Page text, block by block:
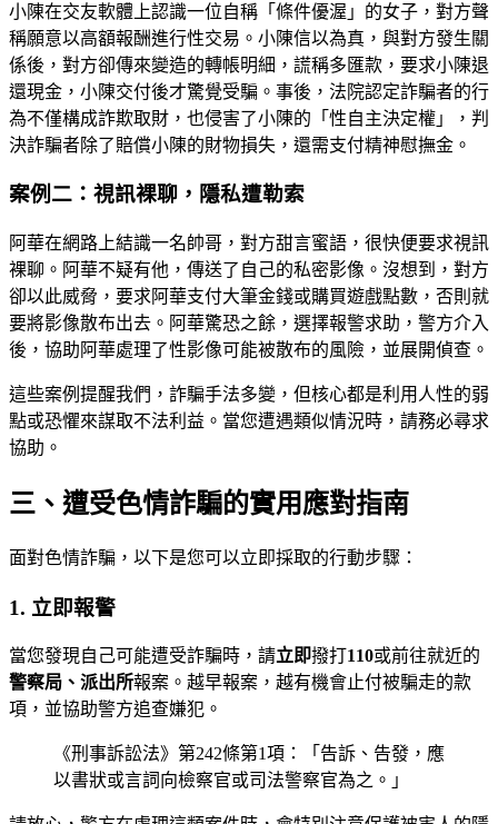
小陳在交友軟體上認識一位自稱「條件優渥」的女子，對方聲
稱願意以高額報酬進行性交易。小陳信以為真，與對方發生關
係後，對方卻傳來變造的轉帳明細，謊稱多匯款，要求小陳退
還現金，小陳交付後才驚覺受騙。事後，法院認定詐騙者的行
為不僅構成詐欺取財，也侵害了小陳的「性自主決定權」，判
決詐騙者除了賠償小陳的財物損失，還需支付精神慰撫金。
案例二：視訊裸聊，隱私遭勒索
阿華在網路上結識一名帥哥，對方甜言蜜語，很快便要求視訊
裸聊。阿華不疑有他，傳送了自己的私密影像。沒想到，對方
卻以此威脅，要求阿華支付大筆金錢或購買遊戲點數，否則就
要將影像散布出去。阿華驚恐之餘，選擇報警求助，警方介入
後，協助阿華處理了性影像可能被散布的風險，並展開偵查。
這些案例提醒我們，詐騙手法多變，但核心都是利用人性的弱
點或恐懼來謀取不法利益。當您遭遇類似情況時，請務必尋求
協助。
三、遭受色情詐騙的實用應對指南
面對色情詐騙，以下是您可以立即採取的行動步驟：
1. 立即報警
當您發現自己可能遭受詐騙時，請立即撥打110或前往就近的
警察局、派出所報案。越早報案，越有機會止付被騙走的款
項，並協助警方追查嫌犯。
《刑事訴訟法》第242條第1項：「告訴、告發，應
以書狀或言詞向檢察官或司法警察官為之。」